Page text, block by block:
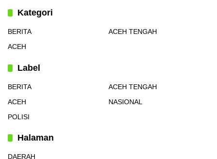
Kategori
BERITA
ACEH TENGAH
ACEH
Label
BERITA
ACEH TENGAH
ACEH
NASIONAL
POLISI
Halaman
DAERAH